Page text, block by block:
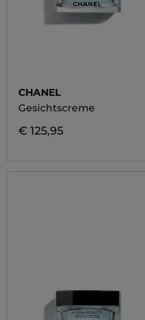
CHANEL
Gesichtscreme
€ 125,95